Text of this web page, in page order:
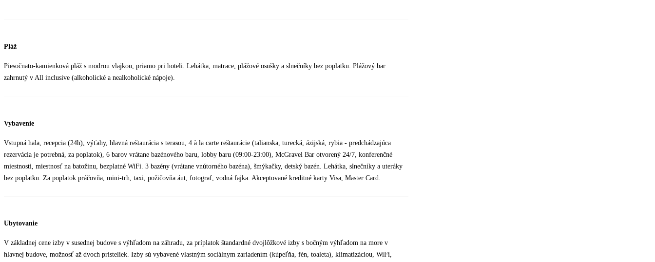
Pláž
Piesočnato-kamienková pláž s modrou vlajkou, priamo pri hoteli. Lehátka, matrace, plážové osušky a slnečníky bez poplatku. Plážový bar
zahrnutý v All inclusive (alkoholické a nealkoholické nápoje).
Vybavenie
Vstupná hala, recepcia (24h), výťahy, hlavná reštaurácia s terasou, 4 à la carte reštaurácie (talianska, turecká, ázijská, rybia - predchádzajúca
rezervácia je potrebná, za poplatok), 6 barov vrátane bazénového baru, lobby baru (09:00-23:00), McGravel Bar otvorený 24/7, konferenčné
miestnosti, miestnosť na batožinu, bezplatné WiFi. 3 bazény (vrátane vnútorného bazéna), šmýkačky, detský bazén. Lehátka, slnečníky a uteráky
bez poplatku. Za poplatok práčovňa, mini-trh, taxi, požičovňa áut, fotograf, vodná fajka. Akceptované kreditné karty Visa, Master Card.
Ubytovanie
V základnej cene izby v susednej budove s výhľadom na záhradu, za príplatok štandardné dvojlôžkové izby s bočným výhľadom na more v
hlavnej budove, možnosť až dvoch prísteliek. Izby sú vybavené vlastným sociálnym zariadením (kúpeľňa, fén, toaleta), klimatizáciou, WiFi,